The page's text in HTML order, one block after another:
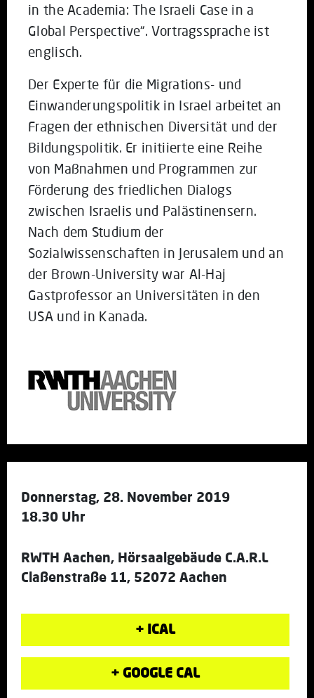
in the Academia: The Israeli Case in a
Global Perspective“. Vortragssprache ist
englisch.
Der Experte für die Migrations- und
Einwanderungspolitik in Israel arbeitet an
Fragen der ethnischen Diversität und der
Bildungspolitik. Er initiierte eine Reihe
von Maßnahmen und Programmen zur
Förderung des friedlichen Dialogs
zwischen Israelis und Palästinensern.
Nach dem Studium der
Sozialwissenschaften in Jerusalem und an
der Brown-University war Al-Haj
Gastprofessor an Universitäten in den
USA und in Kanada.
Donnerstag, 28. November 2019
18.30 Uhr
RWTH Aachen, Hörsaalgebäude C.A.R.L
Claßenstraße 11, 52072 Aachen
+ ICAL
+ GOOGLE CAL